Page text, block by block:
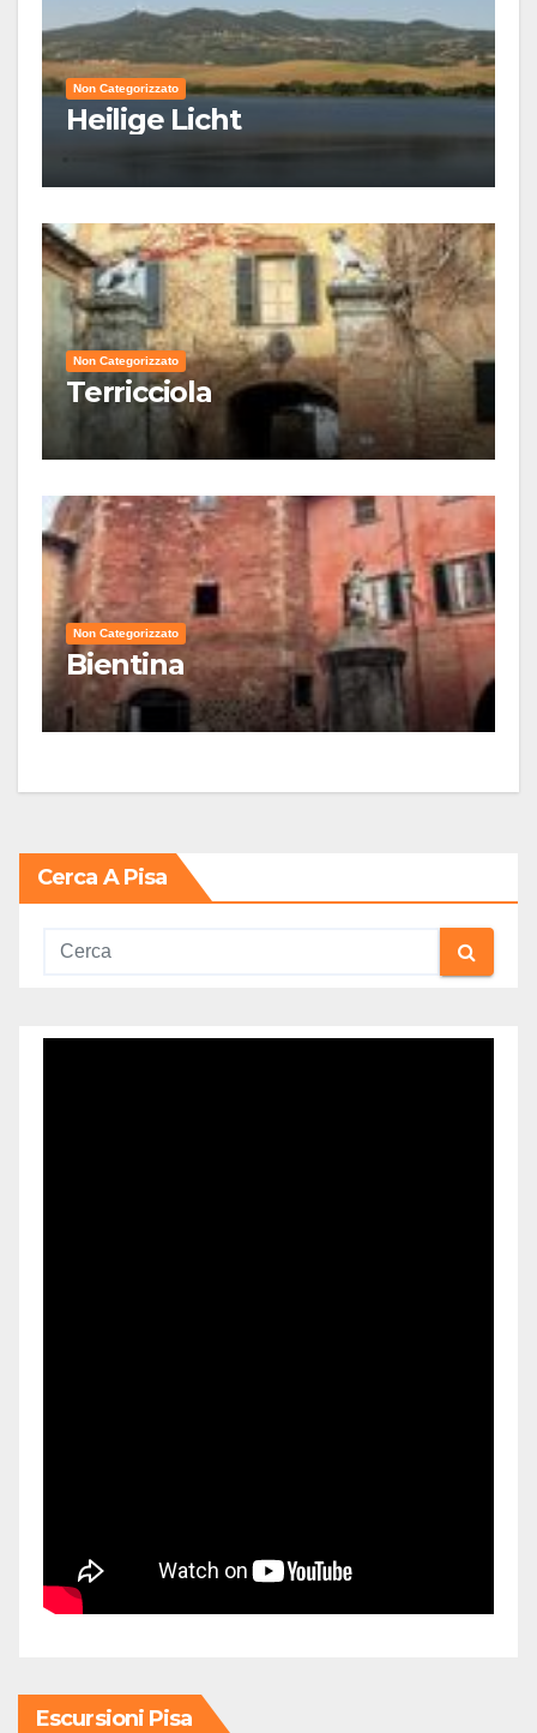
Non Categorizzato
Heilige Licht
Non Categorizzato
Terricciola
Non Categorizzato
Bientina
Cerca A Pisa
Escursioni Pisa